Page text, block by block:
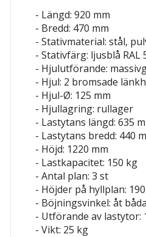
- Längd: 920 mm
- Bredd: 470 mm
- Stativmaterial: stål,
- Stativfärg: ljusblå RAL
- Hjulutförande:
- Hjul: 2 bromsade
- Hjul-Ø: 125 mm
- Hjullagring: rullager
- Lastytans längd: 635
- Lastytans bredd: 440
- Höjd: 1220 mm
- Lastkapacitet: 150 kg
- Antal plan: 3 st
- Höjder på hyllplan:
- Böjningsvinkel: åt
- Utförande av lastytor:
- Vikt: 25 kg